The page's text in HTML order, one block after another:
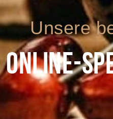
Unsere
ONLINE-